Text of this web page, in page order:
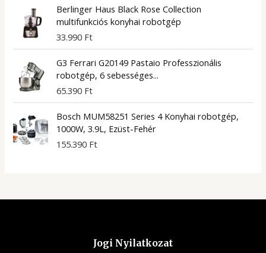
Berlinger Haus Black Rose Collection
multifunkciós konyhai robotgép
33.990 Ft
G3 Ferrari G20149 Pastaio Professzionális
robotgép, 6 sebességes...
65.390 Ft
Bosch MUM58251 Series 4 Konyhai robotgép,
1000W, 3.9L, Ezüst-Fehér
155.390 Ft
Jogi Nyilatkozat